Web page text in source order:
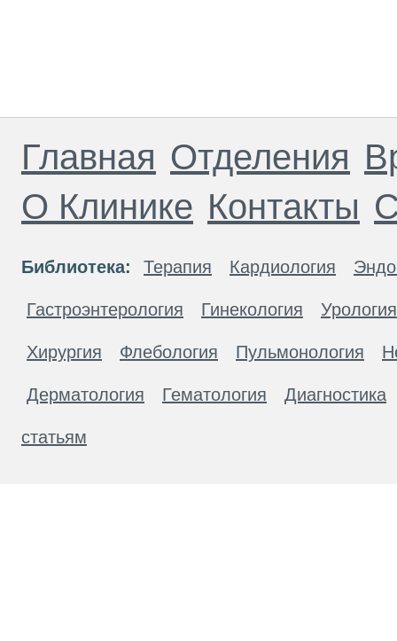
Главная Отделения
О Клинике Контакты
Библиотека: Терапия Кардиология
Гастроэнтерология Гинекология Урология
Хирургия Флебология Пульмонология
Дерматология Гематология Диагностика
статьям